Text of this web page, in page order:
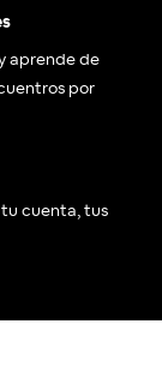
aprende de
por
cuenta, tus